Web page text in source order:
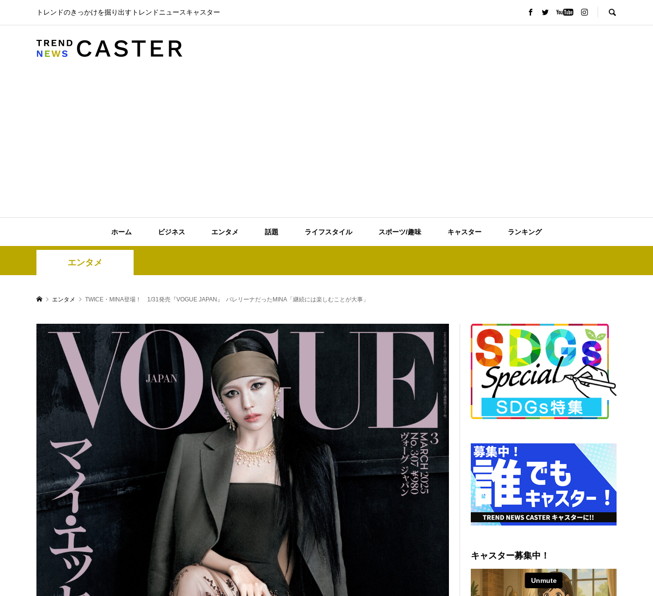
トレンドのきっかけを掘り出すトレンドニュースキャスター
ホーム ビジネス エンタメ 話題 ライフスタイル スポーツ/趣味 キャスター ランキング
エンタメ
エンタメ TWICE・MINA登場！ 1/31発売『VOGUE JAPAN』 バレリーナだったMINA「継続には楽しむことが大事」
キャスター募集中！